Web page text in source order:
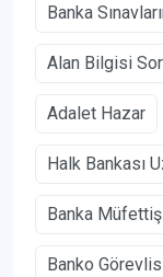
Banka
Alan Bilgisi
Adalet Hazar
Halk Bankası
Banka
Banko